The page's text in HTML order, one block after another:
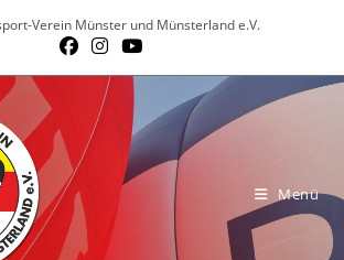
Verein Münster und Münsterland e.V.
Menü